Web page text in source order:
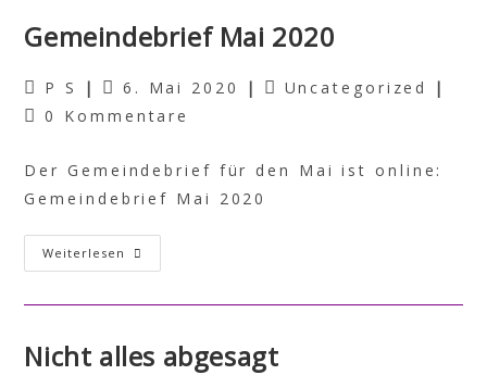
Gemeindebrief Mai 2020
P S 6. Mai 2020
Uncategorized
0 Kommentare
Der Gemeindebrief für den Mai ist online:
Gemeindebrief Mai 2020
Weiterlesen
Nicht alles abgesagt